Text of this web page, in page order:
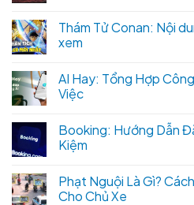
Thám Tử Conan: Nội
xem
AI Hay: Tổng Hợp
Việc
Booking: Hướng Dẫn
Kiệm
Phạt Nguội Là Gì?
Cho Chủ Xe